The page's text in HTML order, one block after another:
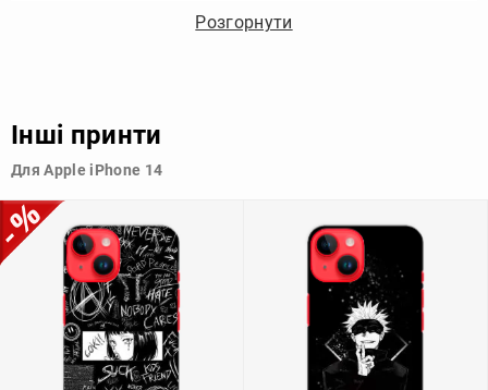
продати свій пристрій в майбутньому.
Узагалі, чохол для телефону - це дуже корисний аксесуар, який
допомагає захистити ваш пристрій, зберегти його цінність і
Розгорнути
Інші принти
Для Apple iPhone 14